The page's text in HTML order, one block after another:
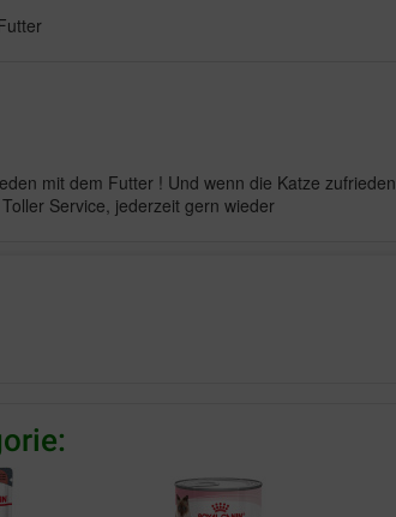
mit dem Futter ! Und wenn die Katze zufrieden
Service, jederzeit gern wieder